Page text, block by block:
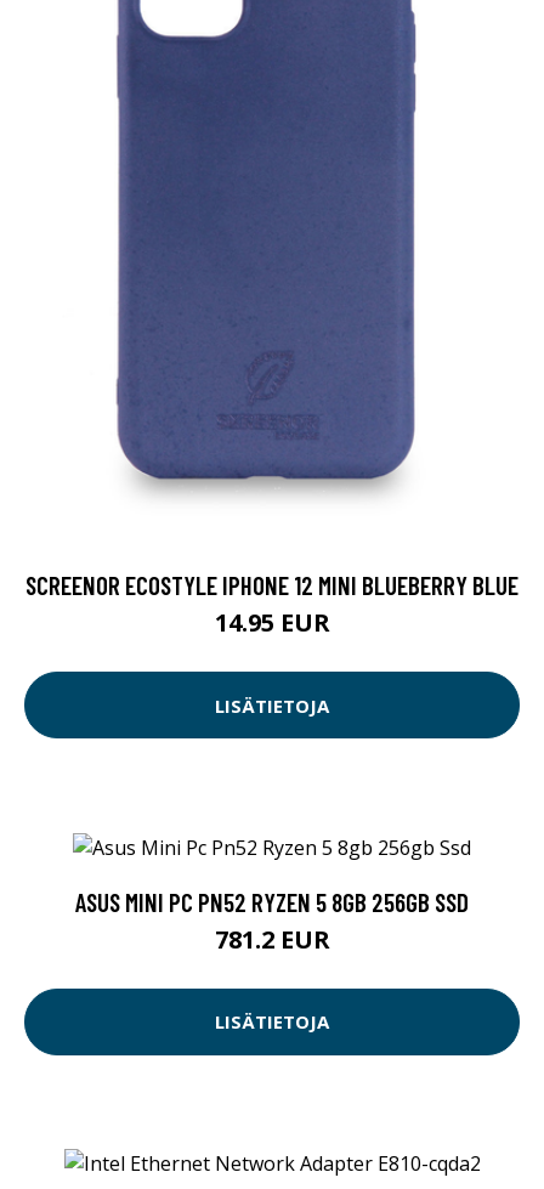
SCREENOR ECOSTYLE IPHONE 12 MINI BLUEBERRY BLUE
14.95 EUR
LISÄTIETOJA
ASUS MINI PC PN52 RYZEN 5 8GB 256GB SSD
781.2 EUR
LISÄTIETOJA